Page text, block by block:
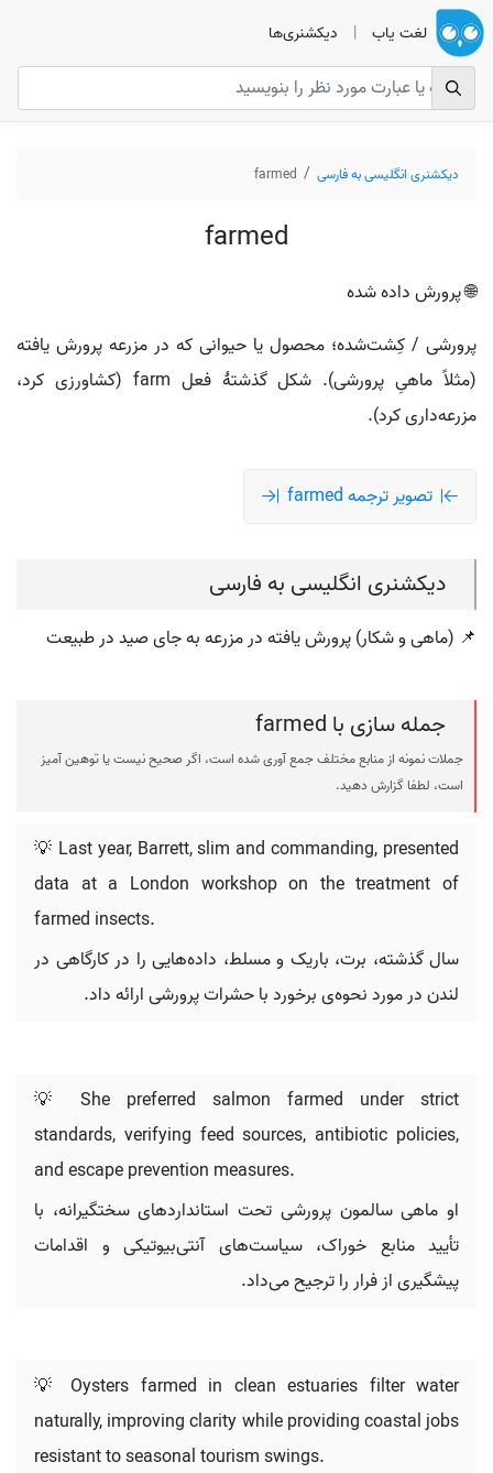
لغت یاب | دیکشنری‌ها
دیکشنری انگلیسی به فارسی farmed
farmed
🌐 پرورش داده شده
پرورشی / کِشت‌شده؛ محصول یا حیوانی که در مزرعه پرورش یافته
(مثلاً ماهیِ پرورشی). شکل گذشتهٔ فعل farm (کشاورزی کرد،
مزرعه‌داری کرد).
تصویر ترجمه farmed
دیکشنری انگلیسی به فارسی
📌 (ماهی و شکار) پرورش یافته در مزرعه به جای صید در طبیعت
جمله سازی با farmed
جملات نمونه از منابع مختلف جمع آوری شده است، اگر صحیح نیست یا توهین آمیز
است، لطفا گزارش دهید.
💡 Last year, Barrett, slim and commanding, presented
data at a London workshop on the treatment of
farmed insects.
سال گذشته، برت، باریک و مسلط، داده‌هایی را در کارگاهی در
لندن در مورد نحوه‌ی برخورد با حشرات پرورشی ارائه داد.
💡 She preferred salmon farmed under strict
standards, verifying feed sources, antibiotic policies,
and escape prevention measures.
او ماهی سالمون پرورشی تحت استانداردهای سختگیرانه، با
تأیید منابع خوراک، سیاست‌های آنتی‌بیوتیکی و اقدامات
پیشگیری از فرار را ترجیح می‌داد.
💡 Oysters farmed in clean estuaries filter water
naturally, improving clarity while providing coastal jobs
resistant to seasonal tourism swings.